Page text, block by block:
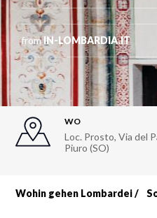
fromIN-LOMBARDIA.IT
WO
Loc. Prosto, Via del
Piuro (SO)
Breadcrumb
Wohin gehen Lombardei